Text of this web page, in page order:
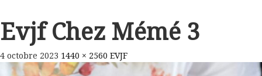
Evjf Chez Mémé 3
4 octobre 2023 1440 × 2560 EVJF